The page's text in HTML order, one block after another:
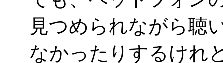
見つめられながら聴
なかったりするけれ